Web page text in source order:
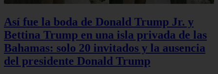
Así fue la boda de Donald Trump Jr. y
Bettina Trump en una isla privada de las
Bahamas: solo 20 invitados y la ausencia
del presidente Donald Trump